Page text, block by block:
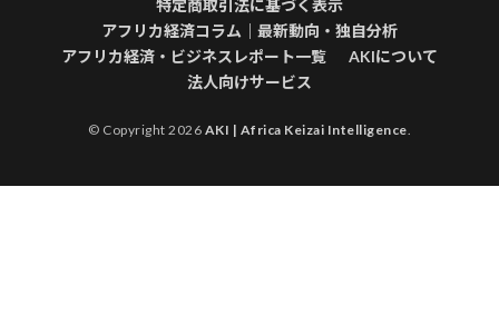
特定商取引法に基づく表示
アフリカ経済コラム｜最新動向・独自分析
アフリカ経済・ビジネスレポート一覧
AKIについて
法人向けサービス
© Copyright 2026 AKI | Africa Keizai Intelligence.